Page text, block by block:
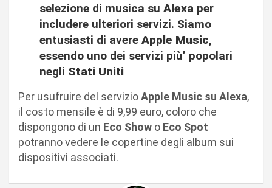
selezione di musica su Alexa per
includere ulteriori servizi. Siamo
entusiasti di avere Apple Music,
essendo uno dei servizi più’ popolari
negli Stati Uniti
Per usufruire del servizioApple Music su Alexa,
il costo mensile è di 9,99 euro, coloro che
dispongono di un Eco Show o Eco Spot
potranno vedere le copertine degli album sui
dispositivi associati.